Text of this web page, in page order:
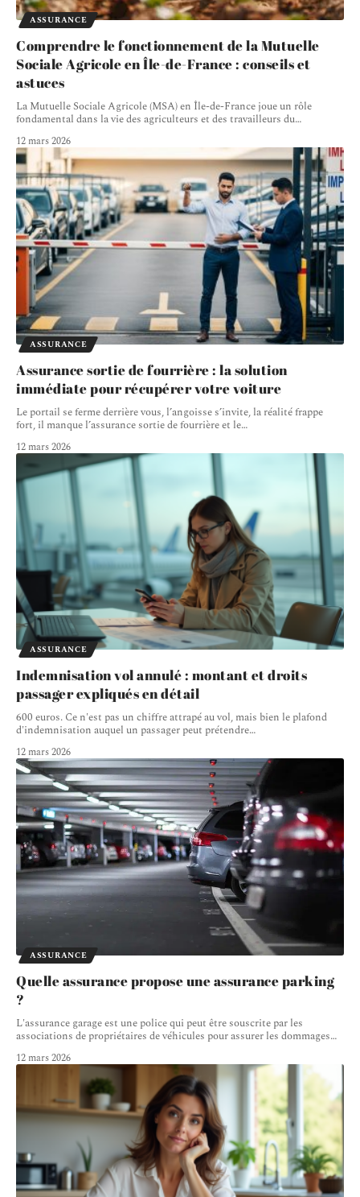
ASSURANCE
Comprendre le fonctionnement de la Mutuelle
Sociale Agricole en Île-de-France : conseils et
astuces
La Mutuelle Sociale Agricole (MSA) en Île-de-France joue un rôle
fondamental dans la vie des agriculteurs et des travailleurs du…
12 mars 2026
ASSURANCE
Assurance sortie de fourrière : la solution
immédiate pour récupérer votre voiture
Le portail se ferme derrière vous, l’angoisse s’invite, la réalité frappe
fort, il manque l’assurance sortie de fourrière et le…
12 mars 2026
ASSURANCE
Indemnisation vol annulé : montant et droits
passager expliqués en détail
600 euros. Ce n'est pas un chiffre attrapé au vol, mais bien le plafond
d'indemnisation auquel un passager peut prétendre…
12 mars 2026
ASSURANCE
Quelle assurance propose une assurance parking
?
L'assurance garage est une police qui peut être souscrite par les
associations de propriétaires de véhicules pour assurer les dommages…
12 mars 2026